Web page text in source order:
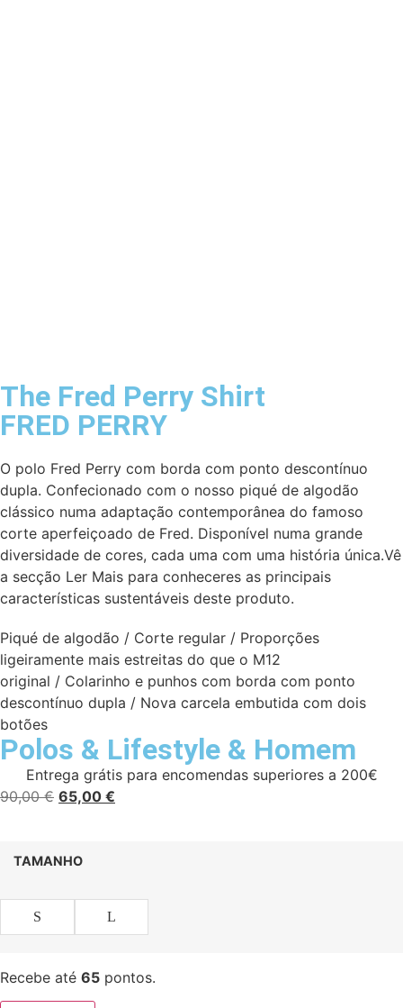
The Fred Perry Shirt
FRED PERRY
O polo Fred Perry com borda com ponto descontínuo
dupla. Confecionado com o nosso piqué de algodão
clássico numa adaptação contemporânea do famoso
corte aperfeiçoado de Fred. Disponível numa grande
diversidade de cores, cada uma com uma história única.​ Vê
a secção Ler Mais para conheceres as principais
características sustentáveis deste produto.
Piqué de algodão / Corte regular / Proporções
ligeiramente mais estreitas do que o M12
original / Colarinho e punhos com borda com ponto
descontínuo dupla / Nova carcela embutida com dois
botões
Polos & Lifestyle & Homem
Entrega grátis para encomendas superiores a 200€
90,00€ 65,00 €
TAMANHO
S L
Recebe até 65 pontos.